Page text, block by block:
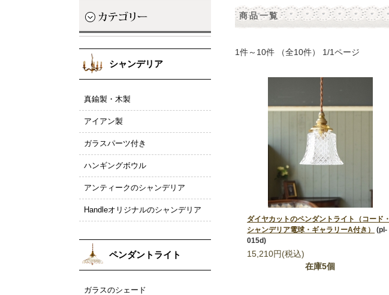
商品一覧
1件～10件 （全10件） 1/1ページ
ダイヤカットのペンダントライト（コード・
シャンデリア電球・ギャラリーA付き）
(pl-
015d)
15,210円(税込)
在庫5個
シャンデリア
真鍮製・木製
アイアン製
ガラスパーツ付き
ハンギングボウル
アンティークのシャンデリア
Handleオリジナルのシャンデリア
ペンダントライト
ガラスのシェード